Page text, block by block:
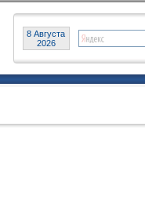
8 Августа
2026